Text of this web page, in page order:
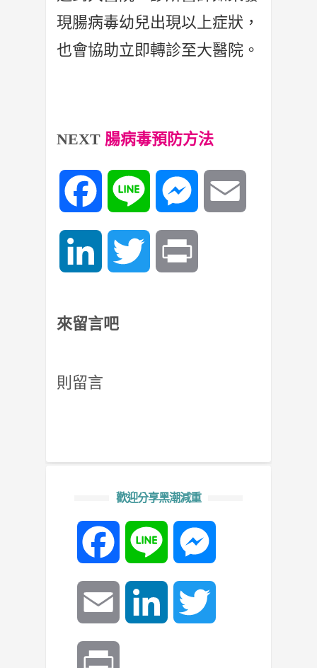
現腸病毒幼兒出現以上症狀，
也會協助立即轉診至大醫院。
NEXT 腸病毒預防方法
Facebook Line Messenger
LinkedIn Twitter
來留言吧
則留言
歡迎分享黑潮減重
Facebook Line
Email LinkedIn